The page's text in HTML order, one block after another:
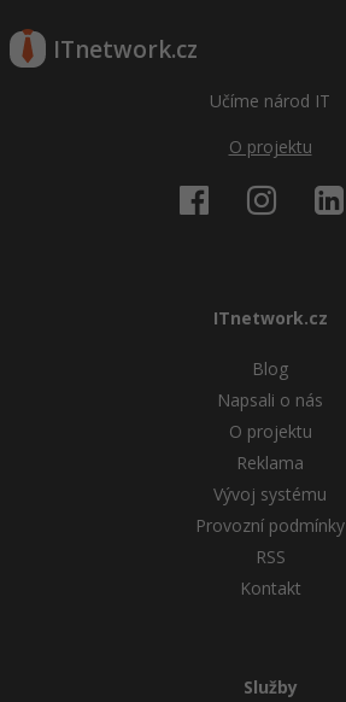
ITnetwork.cz
Učíme národ IT
O projektu
ITnetwork.cz
Blog
Napsali o nás
O projektu
Reklama
Vývoj systému
Provozní podmínky
RSS
Kontakt
Služby